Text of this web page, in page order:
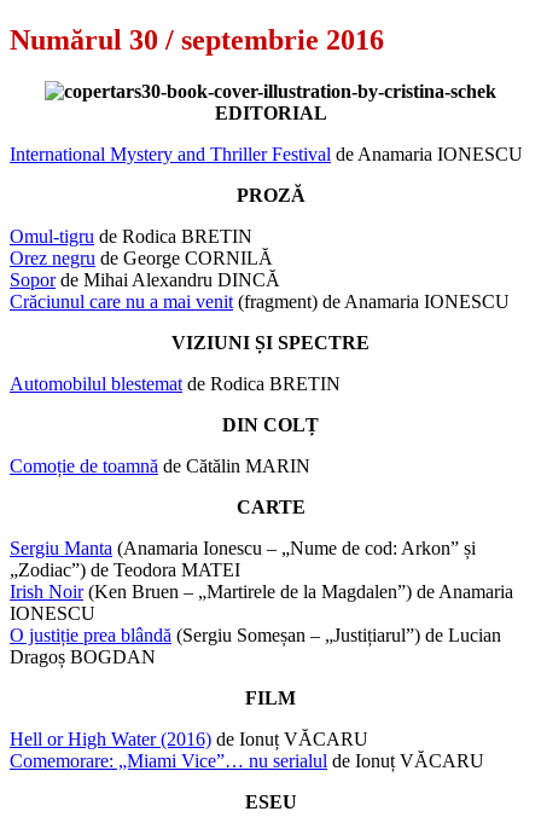
Numărul 30 / septembrie 2016
EDITORIAL
International Mystery and Thriller Festival de Anamaria IONESCU
PROZĂ
Omul-tigru de Rodica BRETIN
Orez negru de George CORNILĂ
Soporde Mihai Alexandru DINCĂ
Crăciunul care nu a mai venit (fragment) de Anamaria IONESCU
VIZIUNI ȘI SPECTRE
Automobilul blestemat de Rodica BRETIN
DIN COLȚ
Comoție de toamnă de Cătălin MARIN
CARTE
Sergiu Manta (Anamaria Ionescu – „Nume de cod: Arkon” și
„Zodiac”) de Teodora MATEI
Irish Noir(Ken Bruen – „Martirele de la Magdalen”) de Anamaria
IONESCU
O justiție prea blândă (Sergiu Someșan – „Justițiarul”) de Lucian
Dragoș BOGDAN
FILM
Hell or High Water (2016) de Ionuț VĂCARU
Comemorare: „Miami Vice”… nu serialul de Ionuț VĂCARU
ESEU